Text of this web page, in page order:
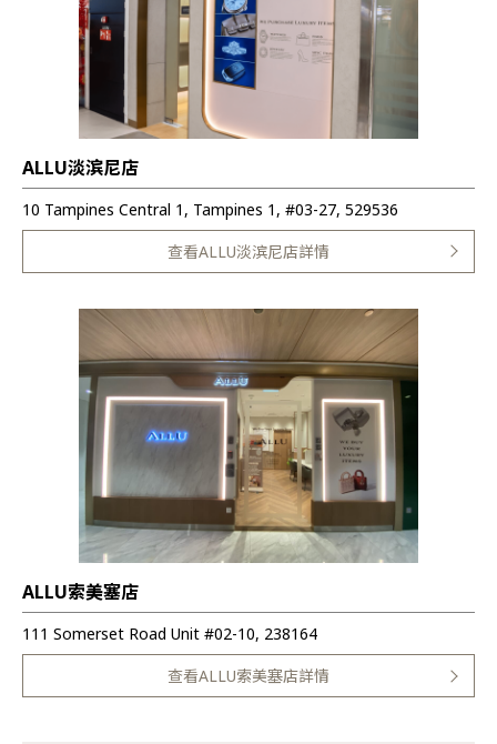
ALLU淡滨尼店
10 Tampines Central 1, Tampines 1, #03-27, 529536
查看ALLU淡滨尼店詳情
ALLU索美塞店
111 Somerset Road Unit #02-10, 238164
查看ALLU索美塞店詳情